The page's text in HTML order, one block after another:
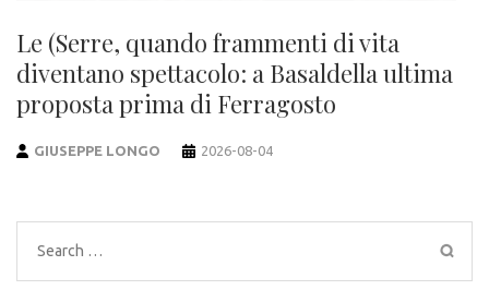
Le (Serre, quando frammenti di vita
diventano spettacolo: a Basaldella ultima
proposta prima di Ferragosto
GIUSEPPE LONGO 2026-08-04
Search
for: